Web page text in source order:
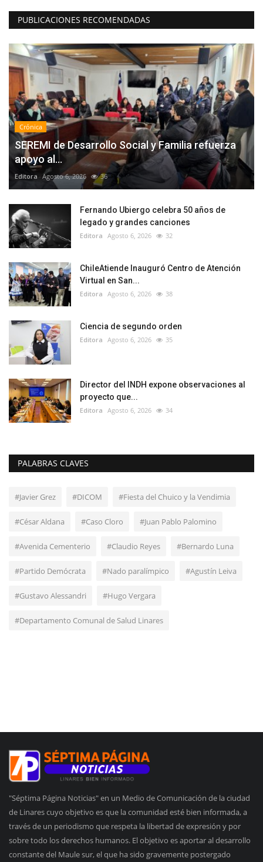
PUBLICACIONES RECOMENDADAS
Crónica
SEREMI de Desarrollo Social y Familia refuerza
apoyo al...
Editora Agosto 6, 2026 36
Fernando Ubiergo celebra 50 años de
legado y grandes canciones
Editora Agosto 6, 2026 32
ChileAtiende Inauguró Centro de Atención
Virtual en San...
Editora Agosto 6, 2026 38
Ciencia de segundo orden
Editora Agosto 6, 2026 35
Director del INDH expone observaciones al
proyecto que...
Editora Agosto 6, 2026 34
PALABRAS CLAVES
#Javier Grez #DICOM #Fiesta del Chuico y la Vendimia
#César Aldana #Caso Cloro #Juan Pablo Palomino
#Avenida Cementerio #Claudio Reyes #Bernardo Luna
#Partido Demócrata #Nado paralímpico #Agustín Leiva
#Gustavo Alessandri #Hugo Vergara
#Departamento Comunal de Salud Linares
"Séptima Página Noticias" en un Medio de Comunicación de la ciudad
de Linares cuyo objetivo es que la comunidad esté bien informada, a
través de un periodismo que respeta la libertad de expresión y por
sobre todo los derechos humanos. El objetivo es aportar al desarrollo
constante del Maule sur, el que ha sido gravemente postergado